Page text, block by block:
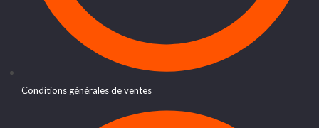
Conditions générales de ventes